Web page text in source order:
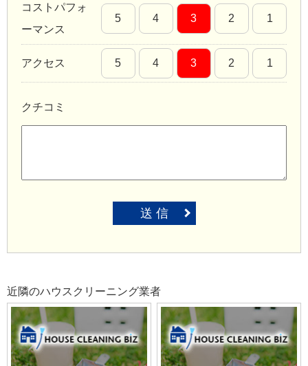
コストパフォ
ーマンス
5 4 3 2 1
アクセス 5 4 3 2 1
クチコミ
送 信
近隣のハウスクリーニング業者